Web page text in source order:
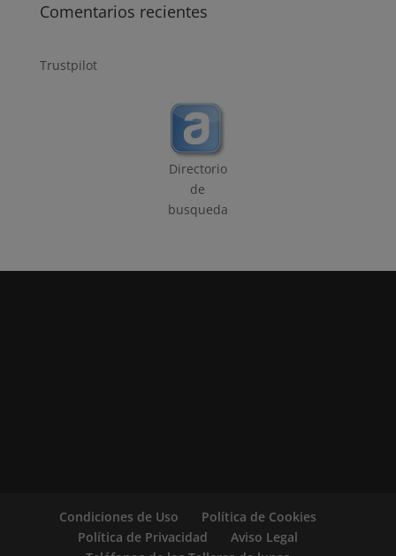
Comentarios recientes
Trustpilot
Directorio
de
busqueda
Condiciones de Uso
Política de Cookies
Política de Privacidad
Aviso Legal